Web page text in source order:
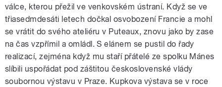
válce, kterou přežil ve venkovském ústraní. Když se ve
třiasedmdesáti letech dočkal osvobození Francie a mohl
se vrátit do svého ateliéru v Puteaux, znovu jako by zase
na čas vzpřímil a omládl. S elánem se pustil do řady
realizací, zejména když mu staří přátelé ze spolku Mánes
slíbili uspořádat pod záštitou československé vlády
soubornou výstavu v Praze. Kupkova výstava se v roce